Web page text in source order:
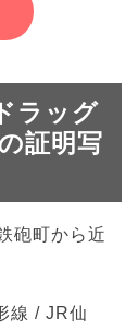
ラッグ
証明写
砲町から近
線 / JR仙